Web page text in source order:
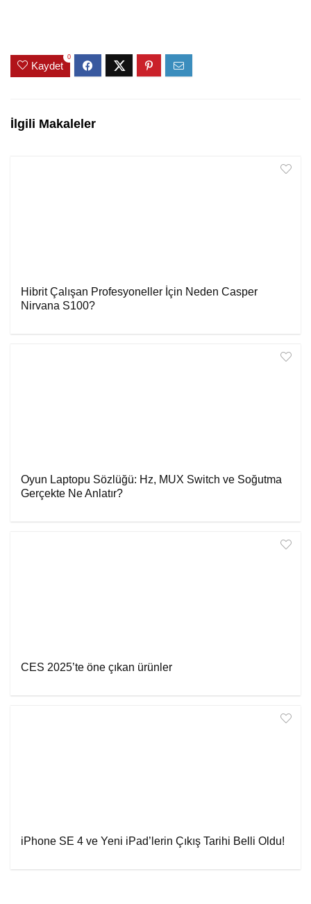
Kaydet
0
İlgili Makaleler
Hibrit Çalışan Profesyoneller İçin Neden Casper
Nirvana S100?
Oyun Laptopu Sözlüğü: Hz, MUX Switch ve Soğutma
Gerçekte Ne Anlatır?
CES 2025’te öne çıkan ürünler
iPhone SE 4 ve Yeni iPad’lerin Çıkış Tarihi Belli Oldu!